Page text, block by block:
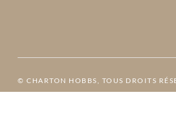
© CHARTON HOBBS, TOUS DROITS